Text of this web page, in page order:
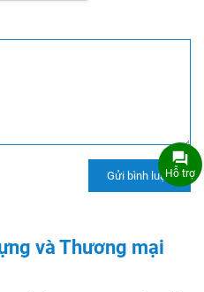
và Thương mại
Hỗ trợ